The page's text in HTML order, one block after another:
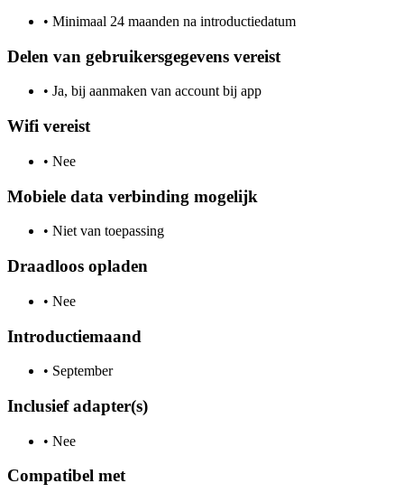
• Minimaal 24 maanden na introductiedatum
Delen van gebruikersgegevens vereist
• Ja, bij aanmaken van account bij app
Wifi vereist
• Nee
Mobiele data verbinding mogelijk
• Niet van toepassing
Draadloos opladen
• Nee
Introductiemaand
• September
Inclusief adapter(s)
• Nee
Compatibel met